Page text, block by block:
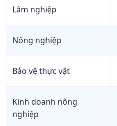
Lâm nghiệp
Nông nghiệp
Bảo vệ thực vật
Kinh doanh nông
nghiệp